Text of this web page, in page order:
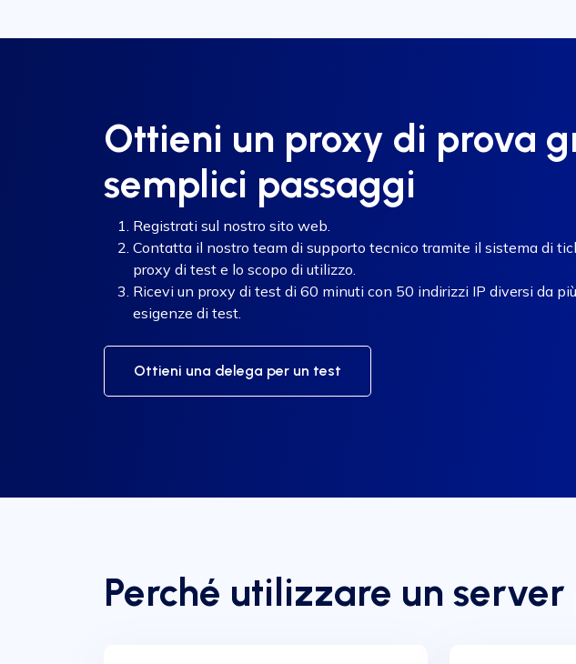
Ottieni un proxy di prova
semplici passaggi
Registrati sul nostro sito web.
Contatta il nostro team di supporto tecnico tramite il sistema di
proxy di test e lo scopo di utilizzo.
Ricevi un proxy di test di 60 minuti con 50 indirizzi IP diversi da
esigenze di test.
Ottieni una delega per un test
Perché utilizzare un